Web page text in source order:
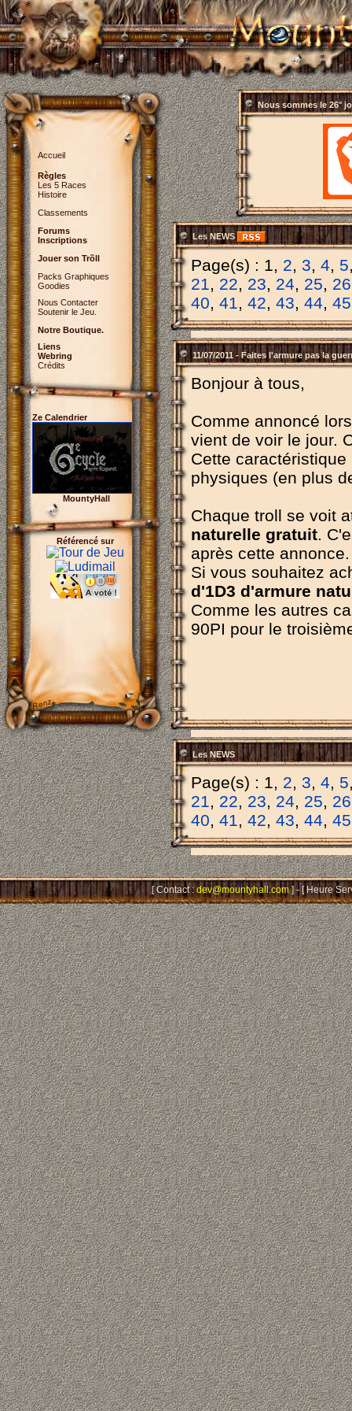
Accueil
Règles
Les 5 Races
Histoire
Classements
Forums
Inscriptions
Jouer son Trõll
Packs Graphiques
Goodies
Nous Contacter
Soutenir le Jeu.
Notre Boutique.
Liens
Webring
Crédits
Ze Calendrier
MountyHall
Référencé sur
Nous sommes le 26°
Les NEWS
Page(s) : 1, 2, 3, 4, 5
21, 22, 23, 24, 25, 26
40, 41, 42, 43, 44, 45
11/07/2011 - Faites l'armure pas la
Bonjour à tous,
Comme annoncé
vient de voir le jour.
Cette
physiques (en plus
Chaque troll se voit
naturelle gratuit.
après cette annonce.
Si vous souhaitez
d'1D3 d'armure
Comme les autres
90PI pour le
Les NEWS
Page(s) : 1, 2, 3, 4, 5
21, 22, 23, 24, 25, 26
40, 41, 42, 43, 44, 45
[ Contact :dev@mountyhall.com] - [ Heure